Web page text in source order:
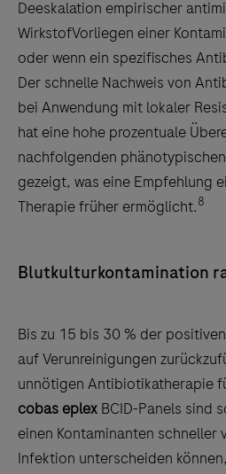
Deeskalation empirischer
WirkstofVorliegen einer
oder wenn ein spezifisches
Der schnelle Nachweis von
bei Anwendung mit lokaler
hat eine hohe prozentuale
nachfolgenden
gezeigt, was eine Empfehlung
Therapie früher ermöglicht.8
Blutkulturkontamination
Bis zu 15 bis 30 % der
auf Verunreinigungen
unnötigen Antibiotikatherapie
cobas eplex BCID-Panels sind
einen Kontaminanten schneller
Infektion unterscheiden